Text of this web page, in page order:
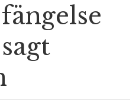
e
a
v